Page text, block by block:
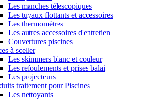
Les manches télescopiques
Les tuyaux flottants et accessoires
Les thermomètres
Les autres accessoires d'entretien
Couvertures piscines
à sceller
Les skimmers blanc et couleur
Les refoulements et prises balai
Les projecteurs
traitement pour Piscines
Les nettoyants